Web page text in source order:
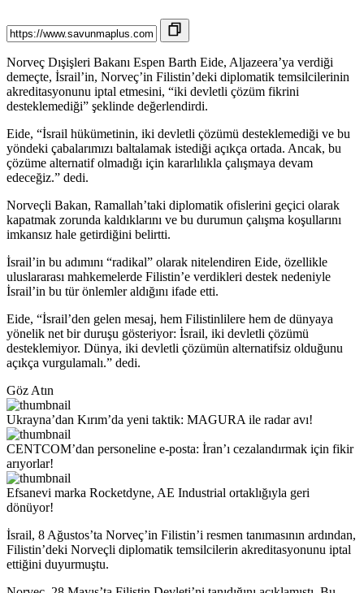
Norveç Dışişleri Bakanı Espen Barth Eide, Aljazeera’ya verdiği
demeçte, İsrail’in, Norveç’in Filistin’deki diplomatik temsilcilerinin
akreditasyonunu iptal etmesini, “iki devletli çözüm fikrini
desteklemediği” şeklinde değerlendirdi.
Eide, “İsrail hükümetinin, iki devletli çözümü desteklemediği ve bu
yöndeki çabalarımızı baltalamak istediği açıkça ortada. Ancak, bu
çözüme alternatif olmadığı için kararlılıkla çalışmaya devam
edeceğiz.” dedi.
Norveçli Bakan, Ramallah’taki diplomatik ofislerini geçici olarak
kapatmak zorunda kaldıklarını ve bu durumun çalışma koşullarını
imkansız hale getirdiğini belirtti.
İsrail’in bu adımını “radikal” olarak nitelendiren Eide, özellikle
uluslararası mahkemelerde Filistin’e verdikleri destek nedeniyle
İsrail’in bu tür önlemler aldığını ifade etti.
Eide, “İsrail’den gelen mesaj, hem Filistinlilere hem de dünyaya
yönelik net bir duruşu gösteriyor: İsrail, iki devletli çözümü
desteklemiyor. Dünya, iki devletli çözümün alternatifsiz olduğunu
açıkça vurgulamalı.” dedi.
Göz Atın
Ukrayna’dan Kırım’da yeni taktik: MAGURA ile radar avı!
CENTCOM’dan personeline e-posta: İran’ı cezalandırmak için fikir
arıyorlar!
Efsanevi marka Rocketdyne, AE Industrial ortaklığıyla geri
dönüyor!
İsrail, 8 Ağustos’ta Norveç’in Filistin’i resmen tanımasının ardından,
Filistin’deki Norveçli diplomatik temsilcilerin akreditasyonunu iptal
ettiğini duyurmuştu.